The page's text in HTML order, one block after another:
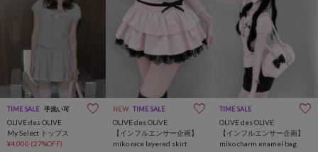
TIME SALE 手洗い可
OLIVE des OLIVE
My Select トップス
¥4,000 (27%OFF)
NEW TIME SALE
OLIVE des OLIVE
【インフルエンサー企画】
miko race layered skirt
TIME SALE インフルエンサー企
OLIVE des OLIVE
【インフルエンサー企画】
miko charm enamel bag